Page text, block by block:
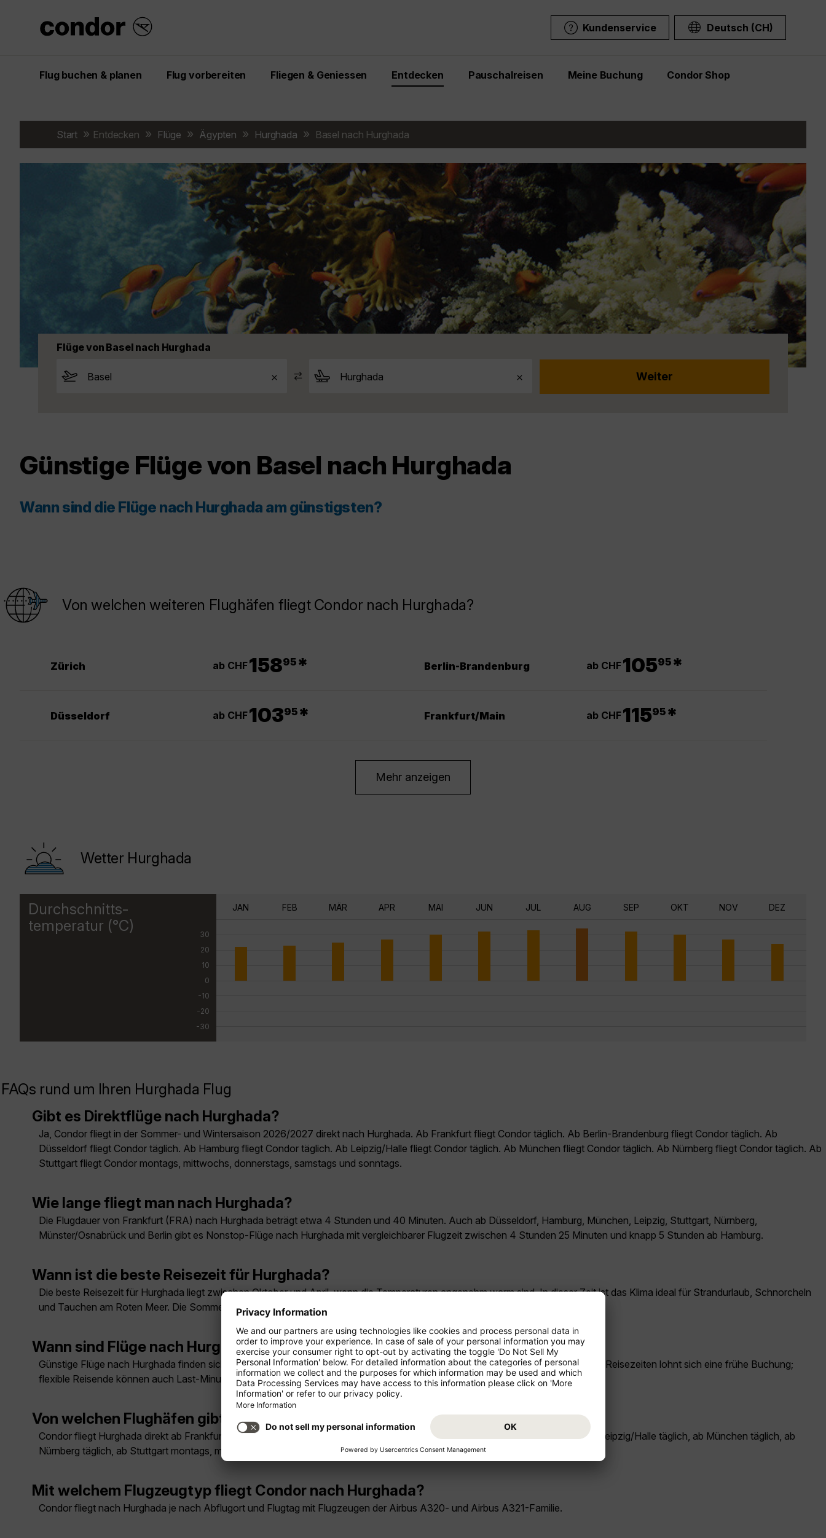
Kundenservice Deutsch (CH)
Flug buchen & planen Flug vorbereiten Fliegen & Geniessen Entdecken Pauschalreisen Meine Buchung Condor Shop
Start Entdecken Flüge Ägypten Hurghada Basel nach Hurghada
Flüge von Basel nach Hurghada
Günstige Flüge von Basel nach Hurghada
Wann sind die Flüge nach Hurghada am günstigsten?
Von welchen weiteren Flughäfen fliegt Condor nach Hurghada?
Zürich ab CHF15895 * Berlin-Brandenburg ab CHF10595 *
Düsseldorf ab CHF10395 * Frankfurt/Main ab CHF11595 *
Mehr anzeigen
Wetter Hurghada
Durchschnitts-
temperatur (°C)
30
20
10
0
-10
-20
-30
JAN FEB MÄR APR MAI JUN JUL AUG SEP OKT NOV DEZ
FAQs rund um Ihren Hurghada Flug
Gibt es Direktflüge nach Hurghada?
Ja, Condor fliegt in der Sommer- und Wintersaison 2026/2027 direkt nach Hurghada. Ab Frankfurt fliegt Condor täglich. Ab Berlin-Brandenburg fliegt Condor täglich. Ab
Düsseldorf fliegt Condor täglich. Ab Hamburg fliegt Condor täglich. Ab Leipzig/Halle fliegt Condor täglich. Ab München fliegt Condor täglich. Ab Nürnberg fliegt Condor täglich. Ab
Stuttgart fliegt Condor montags, mittwochs, donnerstags, samstags und sonntags.
Wie lange fliegt man nach Hurghada?
Die Flugdauer von Frankfurt (FRA) nach Hurghada beträgt etwa 4 Stunden und 40 Minuten. Auch ab Düsseldorf, Hamburg, München, Leipzig, Stuttgart, Nürnberg,
Münster/Osnabrück und Berlin gibt es Nonstop-Flüge nach Hurghada mit vergleichbarer Flugzeit zwischen 4 Stunden 25 Minuten und knapp 5 Stunden ab Hamburg.
Wann ist die beste Reisezeit für Hurghada?
Die beste Reisezeit für Hurghada liegt zwischen Oktober und April, wenn die Temperaturen angenehm warm sind. In dieser Zeit ist das Klima ideal für Strandurlaub, Schnorcheln
und Tauchen am Roten Meer. Die Sommermonate sind sehr heiß, aber bei Badeurlaubern dennoch beliebt.
Wann sind Flüge nach Hurghada am günstigsten?
Günstige Flüge nach Hurghada finden sich meist außerhalb der Ferienzeiten und bei flexiblen Reisedaten. Für stark nachgefragte Reisezeiten lohnt sich eine frühe Buchung;
flexible Reisende können auch Last-Minute-Angebote prüfen.
Von welchen Flughäfen gibt es Flüge nach Hurghada?
Condor fliegt Hurghada direkt ab Frankfurt täglich, ab Berlin-Brandenburg täglich, ab Düsseldorf täglich, ab Hamburg täglich, ab Leipzig/Halle täglich, ab München täglich, ab
Nürnberg täglich, ab Stuttgart montags, mittwochs, donnerstags, samstags, sonntags.
Mit welchem Flugzeugtyp fliegt Condor nach Hurghada?
Condor fliegt nach Hurghada je nach Abflugort und Flugtag mit Flugzeugen der Airbus A320- und Airbus A321-Familie.